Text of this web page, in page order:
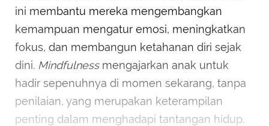
ini membantu mereka mengembangkan
kemampuan mengatur emosi, meningkatkan
fokus, dan membangun ketahanan diri sejak
dini. Mindfulnessmengajarkan anak untuk
hadir sepenuhnya di momen sekarang, tanpa
penilaian, yang merupakan keterampilan
penting dalam menghadapi tantangan hidup.